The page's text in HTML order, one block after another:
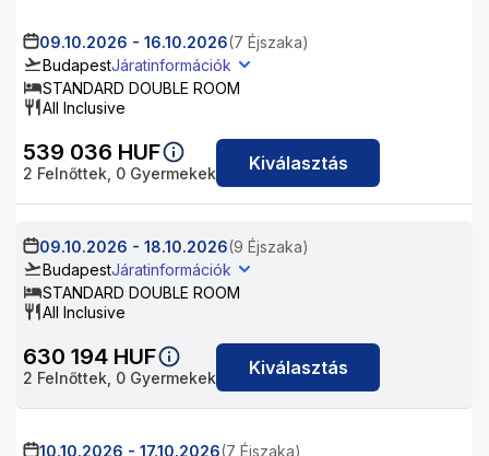
09.10.2026 - 16.10.2026(7 Éjszaka)
BudapestJáratinformációk
STANDARD DOUBLE ROOM
All Inclusive
539 036 HUF
2 Felnőttek, 0 Gyermekek Kiválasztás
09.10.2026 - 18.10.2026(9 Éjszaka)
BudapestJáratinformációk
STANDARD DOUBLE ROOM
All Inclusive
630 194 HUF
2 Felnőttek, 0 Gyermekek Kiválasztás
10.10.2026 - 17.10.2026(7 Éjszaka)